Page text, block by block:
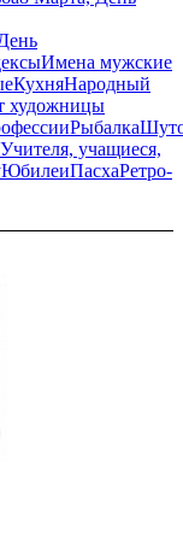
Имена мужские
КухняНародный
художницы
Рыбалка
Учителя, учащиеся,
ЮбилеиПасхаРетро-